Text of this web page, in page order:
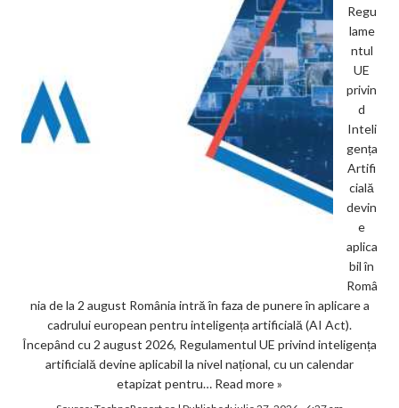
Regu
lame
ntul
UE
privin
d
Inteli
gența
Artifi
cială
devin
e
aplica
bil în
Româ
nia de la 2 august România intră în faza de punere în aplicare a
cadrului european pentru inteligența artificială (AI Act).
Începând cu 2 august 2026, Regulamentul UE privind inteligența
artificială devine aplicabil la nivel național, cu un calendar
etapizat pentru… Read more »